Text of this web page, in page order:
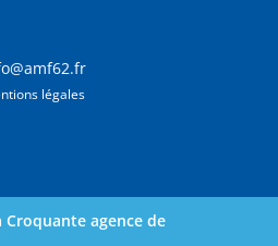
légales
agence de